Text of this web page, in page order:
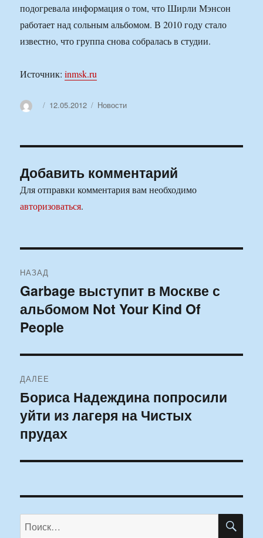
подогревала информация о том, что Ширли Мэнсон
работает над сольным альбомом. В 2010 году стало
известно, что группа снова собралась в студии.
Источник:inmsk.ru
АвторОпубликовано
12.05.2012 Рубрики
Новости
Добавить комментарий
Для отправки комментария вам необходимо
авторизоваться.
по
записям
НАЗАД
Предыдущая
запись:
Garbage выступит в Москве с
альбомом Not Your Kind Of
People
ДАЛЕЕ
Следующая
запись:
Бориса Надеждина попросили
уйти из лагеря на Чистых
прудах
Искать: